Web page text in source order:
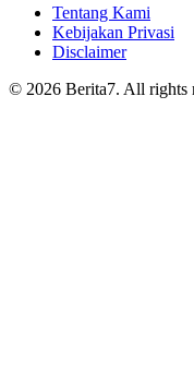
Tentang Kami
Kebijakan Privasi
Disclaimer
© 2026 Berita7. All rights